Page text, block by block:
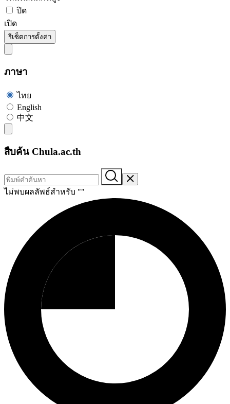
ปิด
เปิด
รีเซ็ตการตั้งค่า
ภาษา
ไทย
English
中文
สืบค้น Chula.ac.th
ไม่พบผลลัพธ์สำหรับ ""